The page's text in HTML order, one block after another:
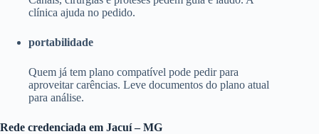
clínica ajuda no pedido.
portabilidade
Quem já tem plano compatível pode pedir para
aproveitar carências. Leve documentos do plano atual
para análise.
Rede credenciada em Jacuí – MG